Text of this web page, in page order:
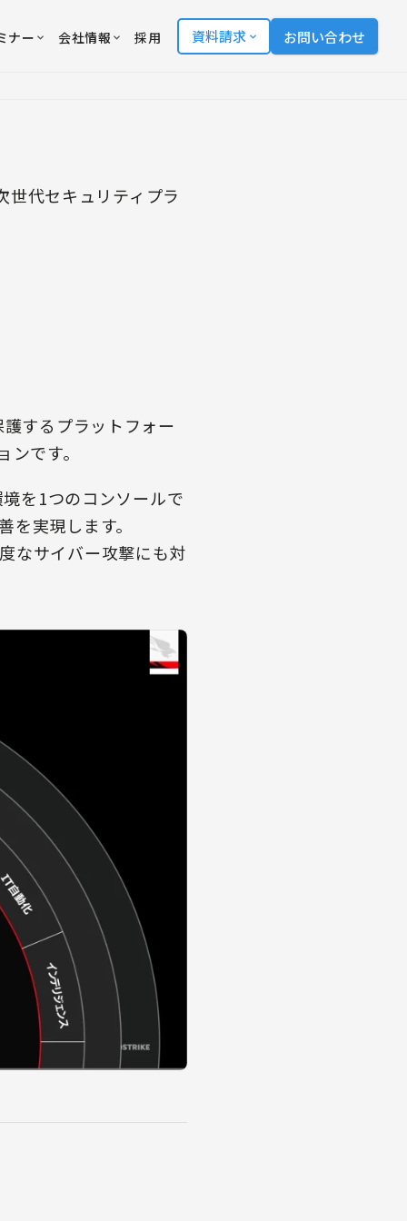
ナー 会社情報 採用 資料請求 お問い合わせ
世代セキュリティプラ
するプラットフォー
です。
を1つのコンソールで
実現します。
なサイバー攻撃にも対